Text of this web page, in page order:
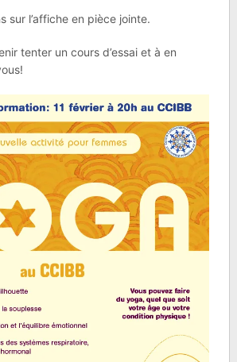
sur l’affiche en pièce jointe.
tenter un cours d’essai et à en